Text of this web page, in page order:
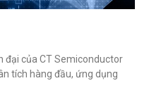
đại của CT Semiconductor
tích hàng đầu, ứng dụng